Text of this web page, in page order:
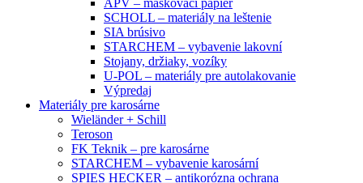
APV – maskovací papier
SCHOLL – materiály na leštenie
SIA brúsivo
STARCHEM – vybavenie lakovní
Stojany, držiaky, vozíky
U-POL – materiály pre autolakovanie
Výpredaj
Materiály pre karosárne
Wieländer + Schill
Teroson
FK Teknik – pre karosárne
STARCHEM – vybavenie karosární
SPIES HECKER – antikorózna ochrana